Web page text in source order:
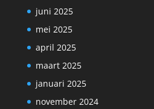
juni 2025
mei 2025
april 2025
maart 2025
januari 2025
november 2024